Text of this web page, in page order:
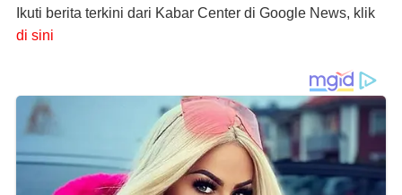
Ikuti berita terkini dari Kabar Center di Google News, klik
di sini